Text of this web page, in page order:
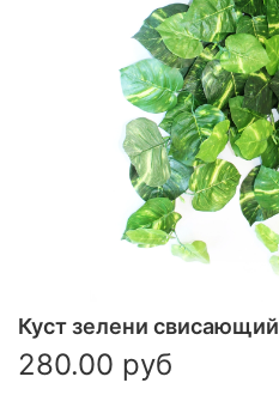
Куст зелени свисающий
280.00 руб